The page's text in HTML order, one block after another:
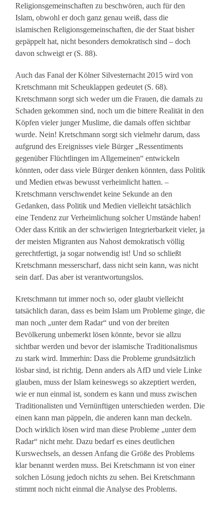
Religionsgemeinschaften zu beschwören, auch für den
Islam, obwohl er doch ganz genau weiß, dass die
islamischen Religionsgemeinschaften, die der Staat bisher
gepäppelt hat, nicht besonders demokratisch sind – doch
davon schweigt er (S. 88).
Auch das Fanal der Kölner Silvesternacht 2015 wird von
Kretschmann mit Scheuklappen gedeutet (S. 68).
Kretschmann sorgt sich weder um die Frauen, die damals zu
Schaden gekommen sind, noch um die bittere Realität in den
Köpfen vieler junger Muslime, die damals offen sichtbar
wurde. Nein! Kretschmann sorgt sich vielmehr darum, dass
aufgrund des Ereignisses viele Bürger „Ressentiments
gegenüber Flüchtlingen im Allgemeinen“ entwickeln
könnten, oder dass viele Bürger denken könnten, dass Politik
und Medien etwas bewusst verheimlicht hatten. –
Kretschmann verschwendet keine Sekunde an den
Gedanken, dass Politik und Medien vielleicht tatsächlich
eine Tendenz zur Verheimlichung solcher Umstände haben!
Oder dass Kritik an der schwierigen Integrierbarkeit vieler, ja
der meisten Migranten aus Nahost demokratisch völlig
gerechtfertigt, ja sogar notwendig ist! Und so schließt
Kretschmann messerscharf, dass nicht sein kann, was nicht
sein darf. Das aber ist verantwortungslos.
Kretschmann tut immer noch so, oder glaubt vielleicht
tatsächlich daran, dass es beim Islam um Probleme ginge, die
man noch „unter dem Radar“ und von der breiten
Bevölkerung unbemerkt lösen könnte, bevor sie allzu
sichtbar werden und bevor der islamische Traditionalismus
zu stark wird. Immerhin: Dass die Probleme grundsätzlich
lösbar sind, ist richtig. Denn anders als AfD und viele Linke
glauben, muss der Islam keineswegs so akzeptiert werden,
wie er nun einmal ist, sondern es kann und muss zwischen
Traditionalisten und Vernünftigen unterschieden werden. Die
einen kann man päppeln, die anderen kann man deckeln.
Doch wirklich lösen wird man diese Probleme „unter dem
Radar“ nicht mehr. Dazu bedarf es eines deutlichen
Kurswechsels, an dessen Anfang die Größe des Problems
klar benannt werden muss. Bei Kretschmann ist von einer
solchen Lösung jedoch nichts zu sehen. Bei Kretschmann
stimmt noch nicht einmal die Analyse des Problems.